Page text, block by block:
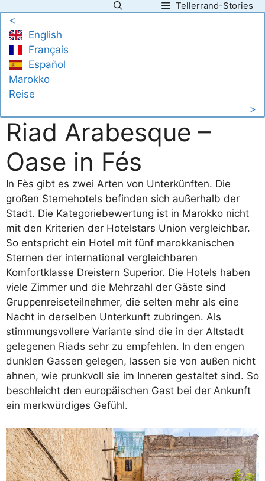
Inhalt
springen
Tellerrand-Stories
<
English
Français
Español
Marokko
Reise
>
Riad Arabesque –
Oase in Fés
In Fès gibt es zwei Arten von Unterkünften. Die
großen Sternehotels befinden sich außerhalb der
Stadt. Die Kategoriebewertung ist in Marokko nicht
mit den Kriterien der Hotelstars Union vergleichbar.
So entspricht ein Hotel mit fünf marokkanischen
Sternen der international vergleichbaren
Komfortklasse Dreistern Superior. Die Hotels haben
viele Zimmer und die Mehrzahl der Gäste sind
Gruppenreiseteilnehmer, die selten mehr als eine
Nacht in derselben Unterkunft zubringen. Als
stimmungsvollere Variante sind die in der Altstadt
gelegenen Riads sehr zu empfehlen. In den engen
dunklen Gassen gelegen, lassen sie von außen nicht
ahnen, wie prunkvoll sie im Inneren gestaltet sind. So
beschleicht den europäischen Gast bei der Ankunft
ein merkwürdiges Gefühl.